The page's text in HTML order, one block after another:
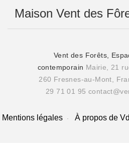
Maison Vent des
Vent des Forêts,
contemporain Mairie, 21
260 Fresnes-au-Mont,
29 71 01 95
Mentions légales À propos de